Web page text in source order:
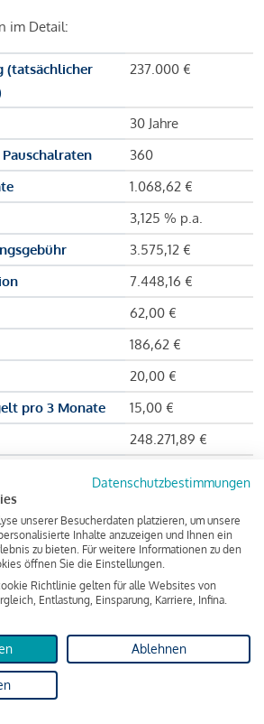
im Detail:
(tatsächlicher
237.000 €
30 Jahre
360
1.068,62 €
3,125 % p.a.
3.575,12 €
7.448,16 €
62,00 €
186,62 €
20,00 €
pro 3 Monate
15,00 €
248.271,89 €
INFINA Credit
Broker GmbH
um die Wohnung zu kaufen.
noch einige Gebühren an (z. B. die
sodass die Bank den
Datenschutzbestimmungen
unserer Besucherdaten platzieren, um unsere
Inhalte anzuzeigen und Ihnen ein
zu bieten. Für weitere Informationen zu den
öffnen Sie die Einstellungen.
Richtlinie gelten für alle Websites von
Entlastung, Einsparung, Karriere, Infina.
Ablehnen